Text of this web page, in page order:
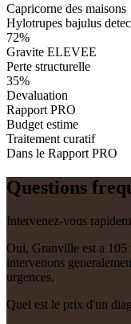
Capricorne des maisons
Hylotrupes bajulus
72%
Gravite ELEVEE
Perte structurelle
35%
Devaluation
Rapport PRO
Budget estime
Traitement curatif
Dans le Rapport PRO
Questions
Intervenez-vous
Oui, Granville est a
intervenons
urgences.
Quel est le prix d'un